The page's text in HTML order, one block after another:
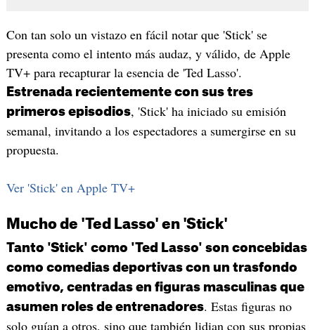
Con tan solo un vistazo en fácil notar que 'Stick' se
presenta como el intento más audaz, y válido, de Apple
TV+ para recapturar la esencia de 'Ted Lasso'.
Estrenada recientemente con sus tres
primeros episodios, 'Stick' ha iniciado su emisión
semanal, invitando a los espectadores a sumergirse en su
propuesta.
Ver 'Stick' en Apple TV+
Mucho de 'Ted Lasso' en 'Stick'
Tanto 'Stick' como 'Ted Lasso' son concebidas
como comedias deportivas con un trasfondo
emotivo, centradas en figuras masculinas que
asumen roles de entrenadores. Estas figuras no
solo guían a otros, sino que también lidian con sus propias